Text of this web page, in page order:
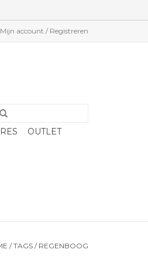
Mijn account / Registreren
OUTLET
/TAGS / REGENBOOG